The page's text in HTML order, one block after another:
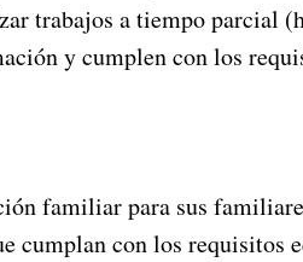
trabajos a tiempo parcial
y cumplen con los
familiar para sus
cumplan con los requisitos